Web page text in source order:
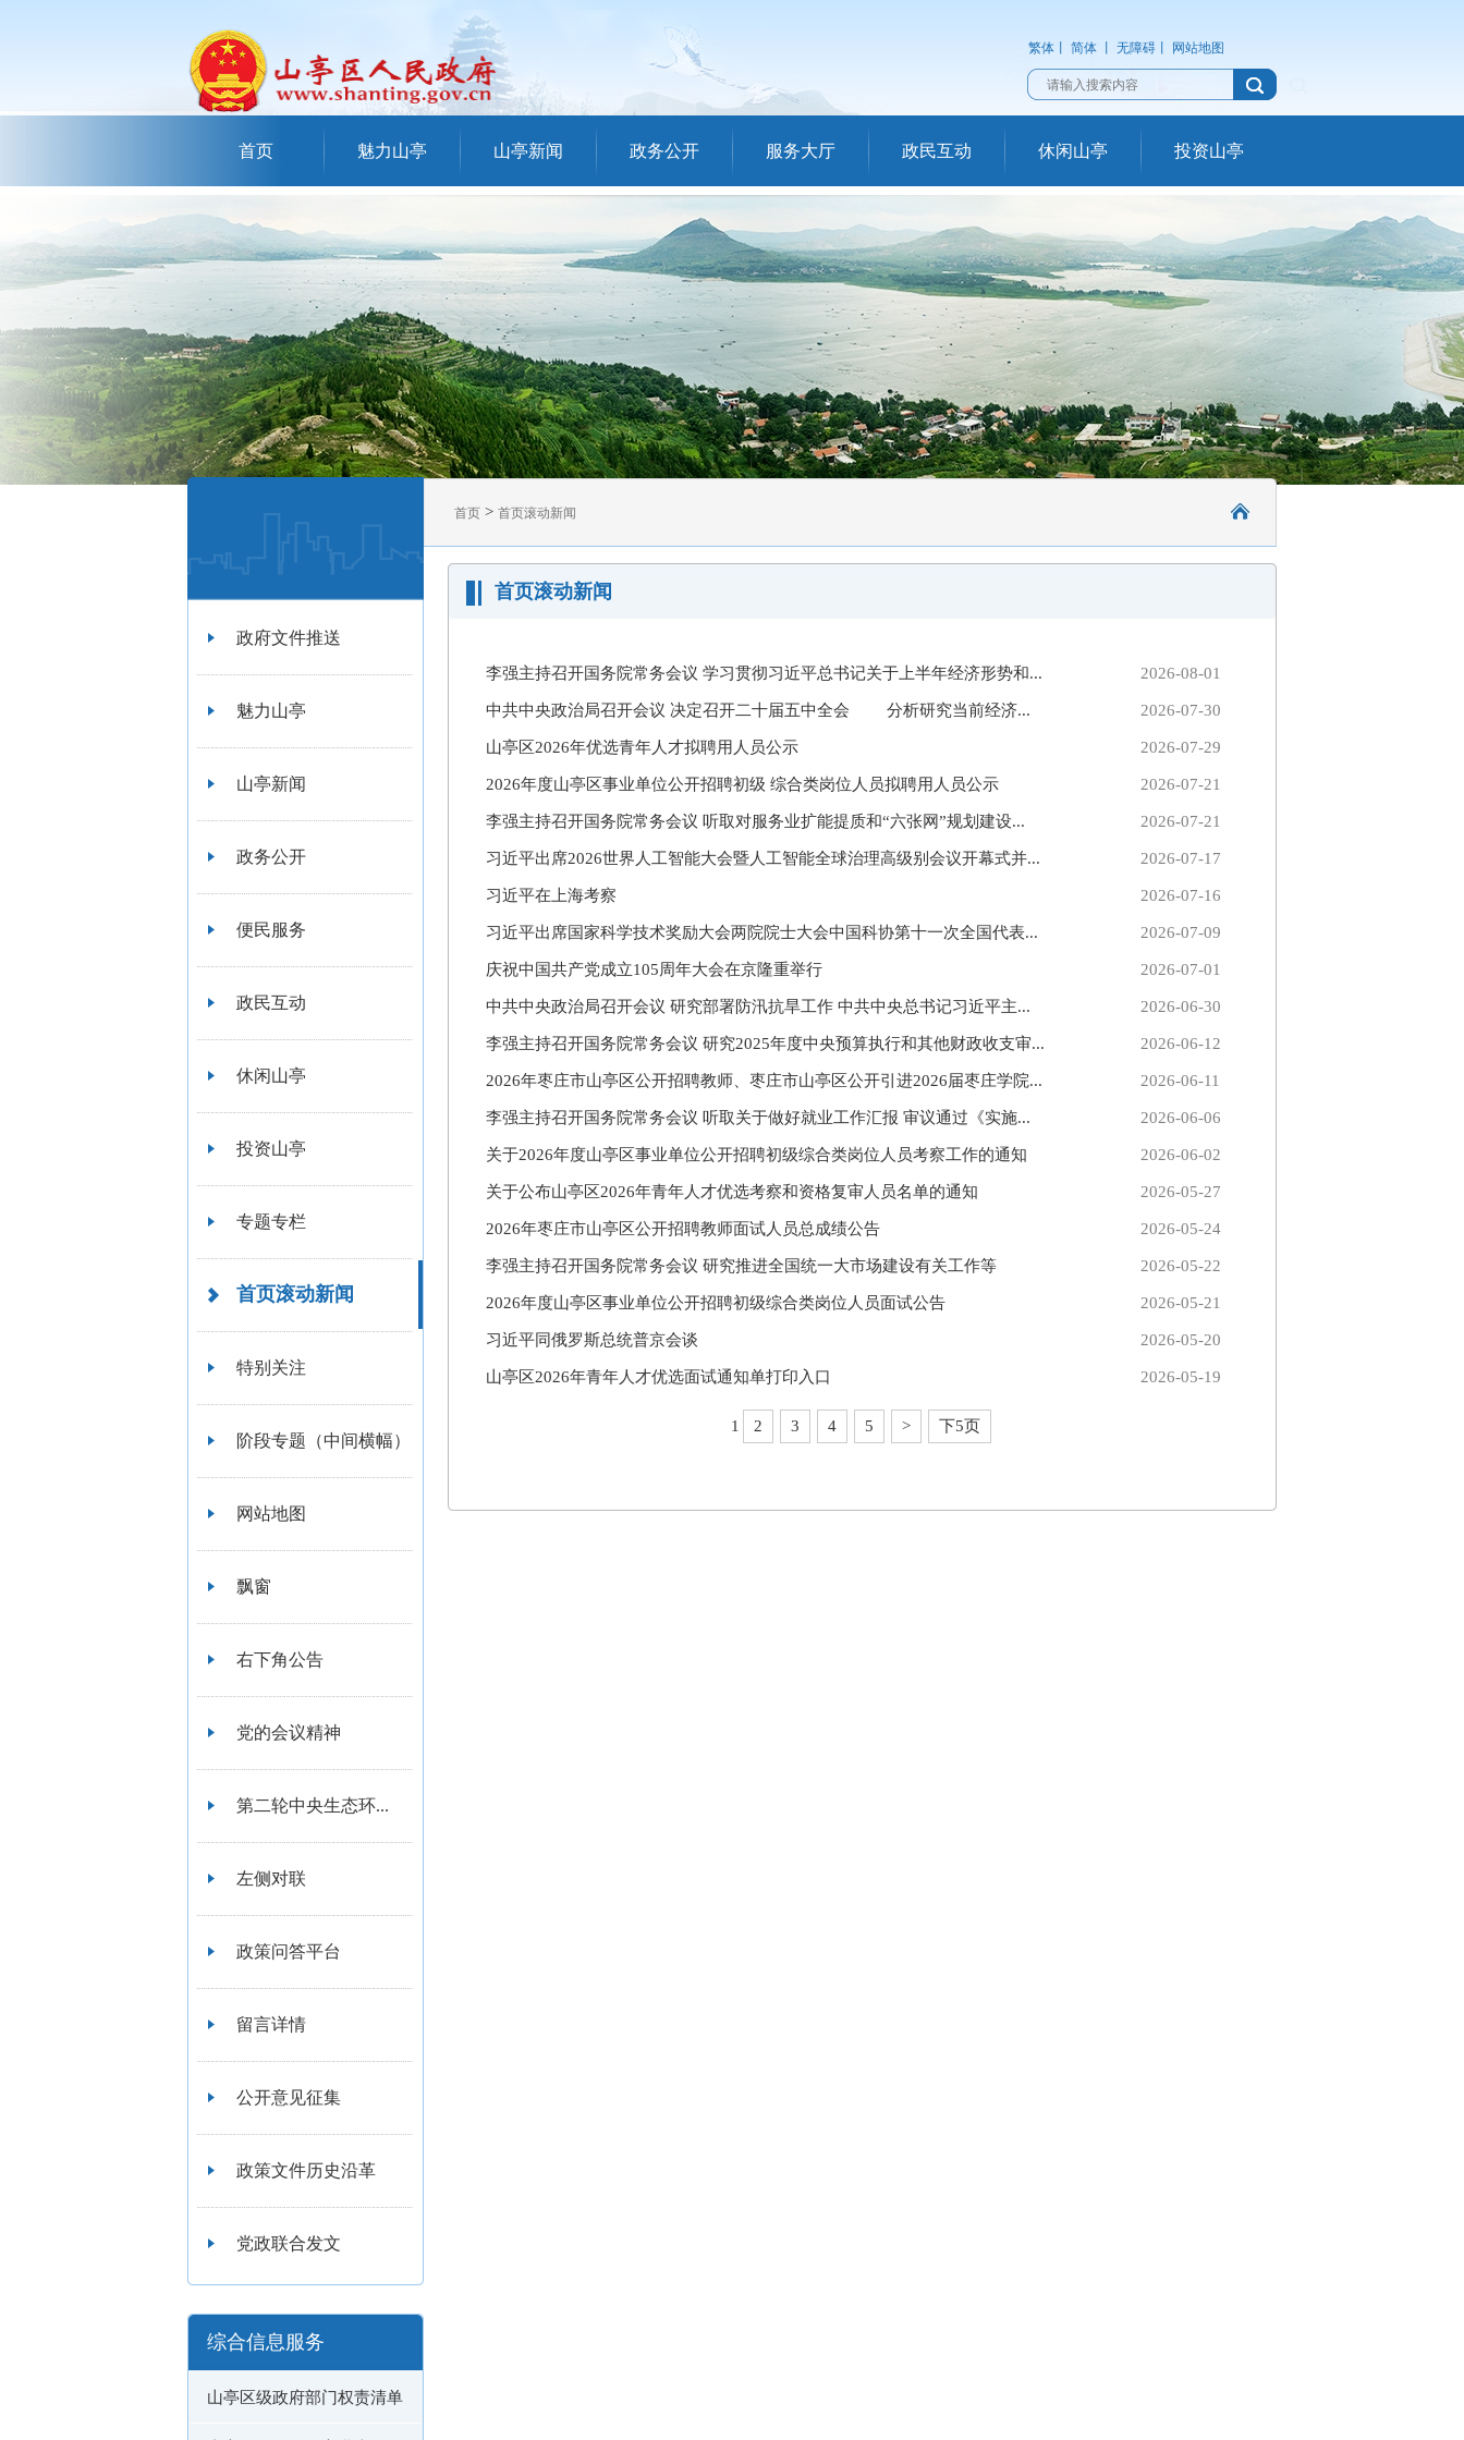
繁体 简体 无障碍 网站地图
首页 魅力山亭 山亭新闻 政务公开 服务大厅 政民互动 休闲山亭 投资山亭
政府文件推送
魅力山亭
山亭新闻
政务公开
便民服务
政民互动
休闲山亭
投资山亭
专题专栏
首页滚动新闻
特别关注
阶段专题（中间横幅）
网站地图
飘窗
右下角公告
党的会议精神
第二轮中央生态环...
左侧对联
政策问答平台
留言详情
公开意见征集
政策文件历史沿革
党政联合发文
综合信息服务
山亭区级政府部门权责清单
首页 > 首页滚动新闻
首页滚动新闻
李强主持召开国务院常务会议 学习贯彻习近平总书记关于上半年经济形势和... 2026-08-01
中共中央政治局召开会议 决定召开二十届五中全会 分析研究当前经济... 2026-07-30
山亭区2026年优选青年人才拟聘用人员公示 2026-07-29
2026年度山亭区事业单位公开招聘初级 综合类岗位人员拟聘用人员公示 2026-07-21
李强主持召开国务院常务会议 听取对服务业扩能提质和“六张网”规划建设... 2026-07-21
习近平出席2026世界人工智能大会暨人工智能全球治理高级别会议开幕式并... 2026-07-17
习近平在上海考察 2026-07-16
习近平出席国家科学技术奖励大会两院院士大会中国科协第十一次全国代表... 2026-07-09
庆祝中国共产党成立105周年大会在京隆重举行 2026-07-01
中共中央政治局召开会议 研究部署防汛抗旱工作 中共中央总书记习近平主... 2026-06-30
李强主持召开国务院常务会议 研究2025年度中央预算执行和其他财政收支审... 2026-06-12
2026年枣庄市山亭区公开招聘教师、枣庄市山亭区公开引进2026届枣庄学院... 2026-06-11
李强主持召开国务院常务会议 听取关于做好就业工作汇报 审议通过《实施... 2026-06-06
关于2026年度山亭区事业单位公开招聘初级综合类岗位人员考察工作的通知 2026-06-02
关于公布山亭区2026年青年人才优选考察和资格复审人员名单的通知 2026-05-27
2026年枣庄市山亭区公开招聘教师面试人员总成绩公告 2026-05-24
李强主持召开国务院常务会议 研究推进全国统一大市场建设有关工作等 2026-05-22
2026年度山亭区事业单位公开招聘初级综合类岗位人员面试公告 2026-05-21
习近平同俄罗斯总统普京会谈 2026-05-20
山亭区2026年青年人才优选面试通知单打印入口 2026-05-19
1 2 3 4 5 > 下5页